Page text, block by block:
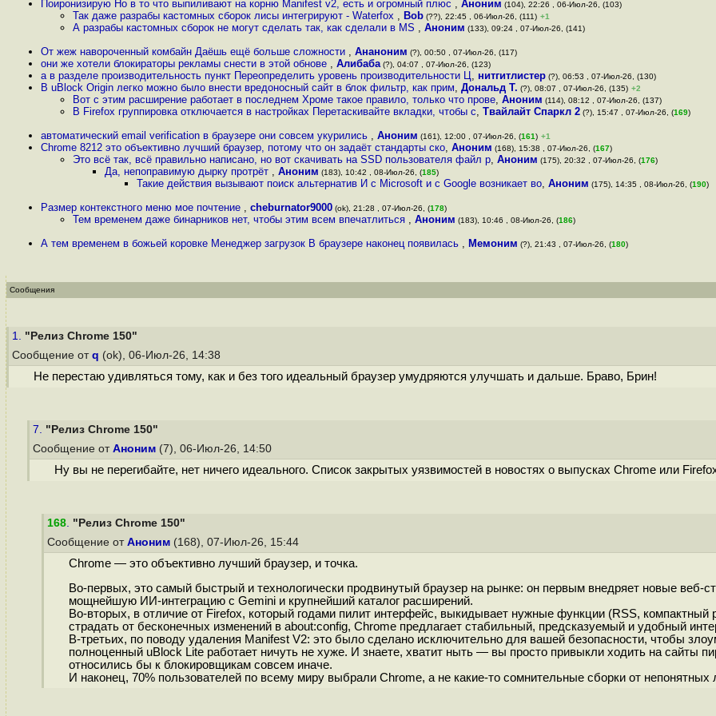
Поиронизирую Но в то что выпиливают на корню Manifest v2, есть и огромный плюс , Аноним (104), 22:26 , 06-Июл-26, (103)
Так даже разрабы кастомных сборок лисы интегрируют - Waterfox , Bob (??), 22:45 , 06-Июл-26, (111) +1
А разрабы кастомных сборок не могут сделать так, как сделали в MS , Аноним (133), 09:24 , 07-Июл-26, (141)
От жеж навороченный комбайн Даёшь ещё больше сложности , Ананоним (?), 00:50 , 07-Июл-26, (117)
они же хотели блокираторы рекламы снести в этой обнове , Алибаба (?), 04:07 , 07-Июл-26, (123)
а в разделе производительность пункт Переопределить уровень производительности Ц, нитгитлистер (?), 06:53 , 07-Июл-26, (130)
В uBlock Origin легко можно было внести вредоносный сайт в блок фильтр, как прим, Дональд Т. (?), 08:07 , 07-Июл-26, (135) +2
Вот с этим расширение работает в последнем Хроме такое правило, только что прове, Аноним (114), 08:12 , 07-Июл-26, (137)
В Firefox группировка отключается в настройках Перетаскивайте вкладки, чтобы с, Твайлайт Спаркл 2 (?), 15:47 , 07-Июл-26, (169)
автоматический еmail verification в браузере они совсем укурились , Аноним (161), 12:00 , 07-Июл-26, (161) +1
Chrome 8212 это объективно лучший браузер, потому что он задаёт стандарты ско, Аноним (168), 15:38 , 07-Июл-26, (167)
Это всё так, всё правильно написано, но вот скачивать на SSD пользователя файл р, Аноним (175), 20:32 , 07-Июл-26, (176)
Да, непоправимую дырку протрёт , Аноним (183), 10:42 , 08-Июл-26, (185)
Такие действия вызывают поиск альтернатив И с Microsoft и с Google возникает во, Аноним (175), 14:35 , 08-Июл-26, (190)
Размер контекстного меню мое почтение , cheburnator9000 (ok), 21:28 , 07-Июл-26, (178)
Тем временем даже бинарников нет, чтобы этим всем впечатлиться , Аноним (183), 10:46 , 08-Июл-26, (186)
А тем временем в божьей коровке Менеджер загрузок В браузере наконец появилась , Мемоним (?), 21:43 , 07-Июл-26, (180)
Сообщения
1. "Релиз Chrome 150"
Сообщение от q (ok), 06-Июл-26, 14:38
Не перестаю удивляться тому, как и без того идеальный браузер умудряются улучшать и дальше. Браво, Брин!
7. "Релиз Chrome 150"
Сообщение от Аноним (7), 06-Июл-26, 14:50
Ну вы не перегибайте, нет ничего идеального. Список закрытых уязвимостей в новостях о выпусках Chrome или
168. "Релиз Chrome 150"
Сообщение от Аноним (168), 07-Июл-26, 15:44
Chrome — это объективно лучший браузер, и точка.
Во-первых, это самый быстрый и технологически продвинутый браузер на рынке: он первым внедряет новые веб-
мощнейшую ИИ-интеграцию с Gemini и крупнейший каталог расширений.
Во-вторых, в отличие от Firefox, который годами пилит интерфейс, выкидывает нужные функции (RSS,
страдать от бесконечных изменений в about:config, Chrome предлагает стабильный, предсказуемый и удобный
В-третьих, по поводу удаления Manifest V2: это было сделано исключительно для вашей безопасности, чтобы
полноценный uBlock Lite работает ничуть не хуже. И знаете, хватит ныть — вы просто привыкли ходить на сайты
относились бы к блокировщикам совсем иначе.
И наконец, 70% пользователей по всему миру выбрали Chrome, а не какие-то сомнительные сборки от